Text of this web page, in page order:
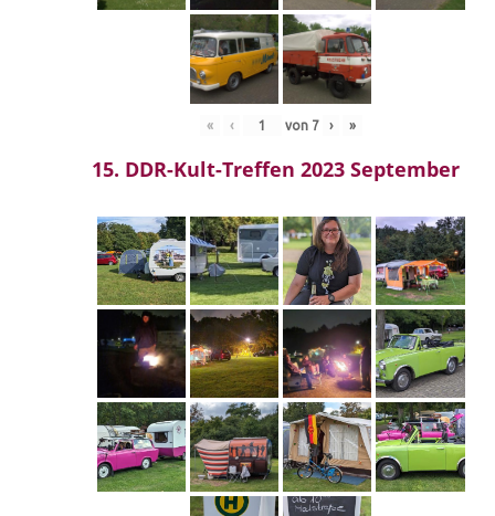
« ‹ von 7 › »
15. DDR-Kult-Treffen 2023 September